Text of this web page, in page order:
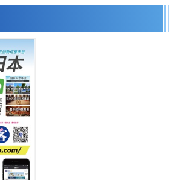
器官揭示衰老过程中的糖链变化
备石墨前驱体，可作为电池电极材料
现南海海槽沿线板块边界锁定状态存在区域
整费，根据一线实际情况和需求分配99.3亿
疾病“肺高血压症”恶化的蛋白质“MYL9/12”，
单元“光子”，可应用于量子计算机
泷川 进